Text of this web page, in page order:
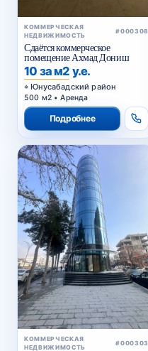
КОММЕРЧЕСКАЯ
НЕДВИЖИМОСТЬ
#000308
Сдаётся коммерческое
помещение Ахмад Дониш
10 за м2 у.е.
Юнусабадский район
500 м2 • Аренда
Подробнее
КОММЕРЧЕСКАЯ
НЕДВИЖИМОСТЬ
#000303